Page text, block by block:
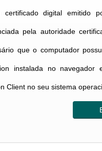
certificado digital emitido
pela autoridade
que o computador
instalada no navegador
Client no seu sistema